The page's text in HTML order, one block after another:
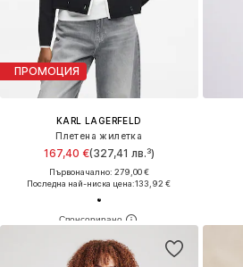
ПРОМОЦИЯ
KARL LAGERFELD
Плетена жилетка
167,40 €(327,41 лв.³)
Първоначално: 279,00 €
Последна най-ниска цена:133,92 €